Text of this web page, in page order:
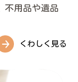
不用品や遺品
くわしく見る